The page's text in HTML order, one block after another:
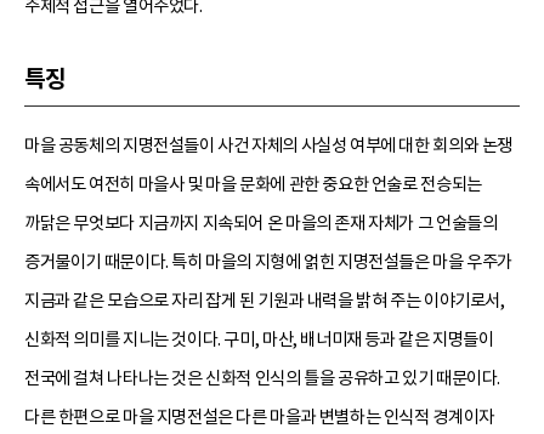
주제적 접근을 열어주었다.
특징
마을 공동체의 지명전설들이 사건 자체의 사실성 여부에 대한 회의와 논쟁
속에서도 여전히 마을사 및 마을 문화에 관한 중요한 언술로 전승되는
까닭은 무엇보다 지금까지 지속되어 온 마을의 존재 자체가 그 언술들의
증거물이기 때문이다. 특히 마을의 지형에 얽힌 지명전설들은 마을 우주가
지금과 같은 모습으로 자리 잡게 된 기원과 내력을 밝혀 주는 이야기로서,
신화적 의미를 지니는 것이다. 구미, 마산, 배너미재 등과 같은 지명들이
전국에 걸쳐 나타나는 것은 신화적 인식의 틀을 공유하고 있기 때문이다.
다른 한편으로 마을 지명전설은 다른 마을과 변별하는 인식적 경계이자